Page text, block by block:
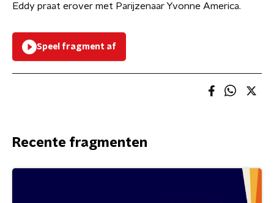
Eddy praat erover met Parijzenaar Yvonne America.
Speel fragment af
Recente fragmenten